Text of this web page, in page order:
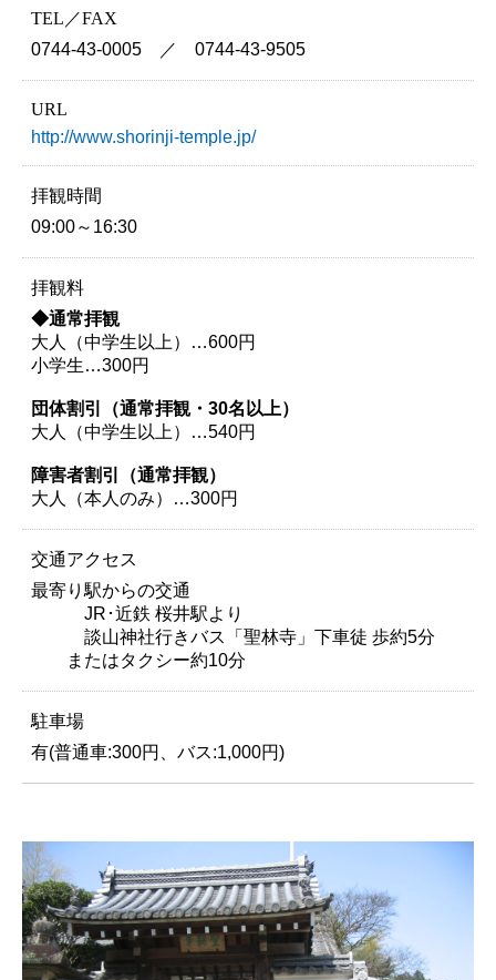
TEL／FAX
0744-43-0005 ／ 0744-43-9505
URL
http://www.shorinji-temple.jp/
拝観時間
09:00～16:30
拝観料
◆通常拝観
大人（中学生以上）…600円
小学生…300円
団体割引（通常拝観・30名以上）
大人（中学生以上）…540円
障害者割引（通常拝観）
大人（本人のみ）…300円
交通アクセス
最寄り駅からの交通
JR･近鉄 桜井駅より
談山神社行きバス「聖林寺」下車徒 歩約5分
またはタクシー約10分
駐車場
有(普通車:300円、バス:1,000円)